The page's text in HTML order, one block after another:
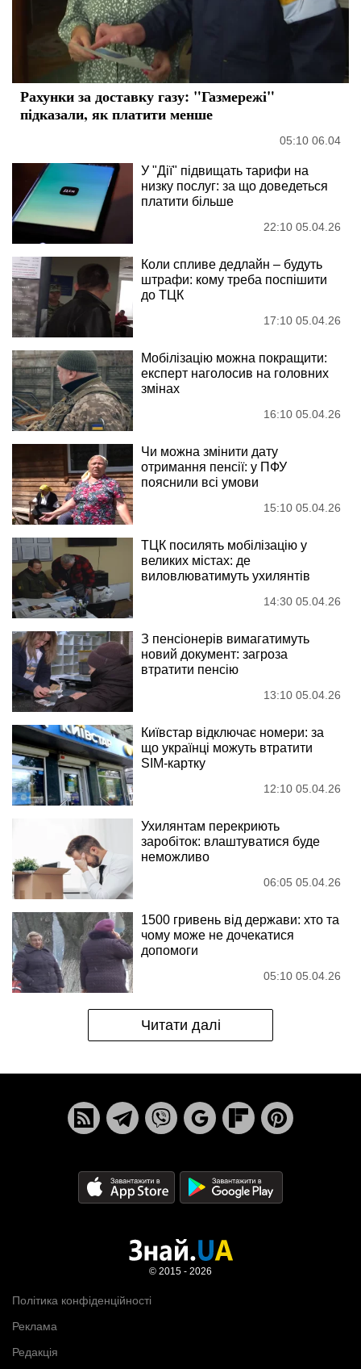
Рахунки за доставку газу: "Газмережі"
підказали, як платити менше
05:10 06.04
У "Дії" підвищать тарифи на
низку послуг: за що доведеться
платити більше
22:10 05.04.26
Коли спливе дедлайн – будуть
штрафи: кому треба поспішити
до ТЦК
17:10 05.04.26
Мобілізацію можна покращити:
експерт наголосив на головних
змінах
16:10 05.04.26
Чи можна змінити дату
отримання пенсії: у ПФУ
пояснили всі умови
15:10 05.04.26
ТЦК посилять мобілізацію у
великих містах: де
виловлюватимуть ухилянтів
14:30 05.04.26
З пенсіонерів вимагатимуть
новий документ: загроза
втратити пенсію
13:10 05.04.26
Київстар відключає номери: за
що українці можуть втратити
SIM-картку
12:10 05.04.26
Ухилянтам перекриють
заробіток: влаштуватися буде
неможливо
06:05 05.04.26
1500 гривень від держави: хто та
чому може не дочекатися
допомоги
05:10 05.04.26
Читати далі
Політика конфіденційності
Реклама
Редакція
© 2015 - 2026